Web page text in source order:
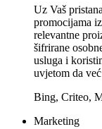
Uz Vaš
promocijama
relevantne
šifrirane
usluga i
uvjetom da
Bing, Criteo,
Marketing